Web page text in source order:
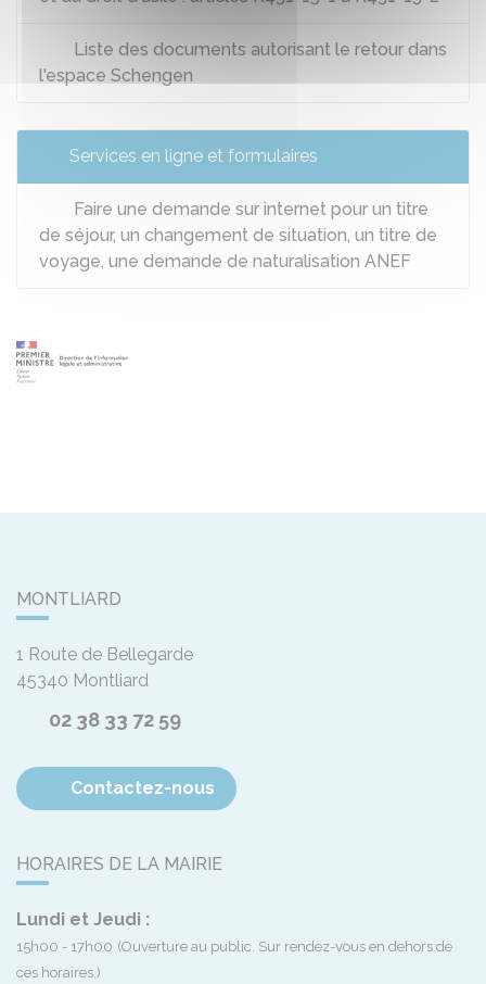
Liste des documents autorisant le retour dans
l'espace Schengen
Services en ligne et formulaires
Faire une demande sur internet pour un titre
de séjour, un changement de situation, un titre de
voyage, une demande de naturalisation ANEF
MONTLIARD
1 Route de Bellegarde
45340 Montliard
02 38 33 72 59
Contactez-nous
HORAIRES DE LA MAIRIE
Lundi et Jeudi :
15h00 - 17h00 (Ouverture au public. Sur rendez-vous en dehors de
ces horaires.)